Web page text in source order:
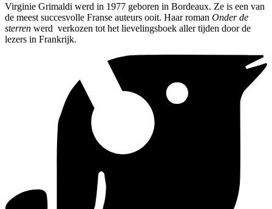
Virginie Grimaldi werd in 1977 geboren in Bordeaux. Ze is een van
de meest succesvolle Franse auteurs ooit. Haar roman Onder de
sterren werd verkozen tot het lievelingsboek aller tijden door de
lezers in Frankrijk.